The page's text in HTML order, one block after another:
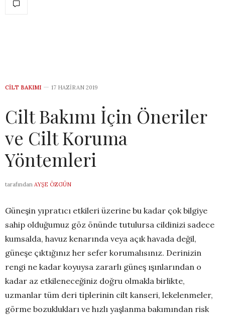
CILT BAKIMI 17 HAZIRAN 2019
Cilt Bakımı İçin Öneriler
ve Cilt Koruma
Yöntemleri
tarafından AYŞE ÖZGÜN
Güneşin yıpratıcı etkileri üzerine bu kadar çok bilgiye
sahip olduğumuz göz önünde tutulursa cildinizi sadece
kumsalda, havuz kenarında veya açık havada değil,
güneşe çıktığınız her sefer korumalısınız. Derinizin
rengi ne kadar koyuysa zararlı güneş ışınlarından o
kadar az etkileneceğiniz doğru olmakla birlikte,
uzmanlar tüm deri tiplerinin cilt kanseri, lekelenmeler,
görme bozuklukları ve hızlı yaşlanma bakımından risk